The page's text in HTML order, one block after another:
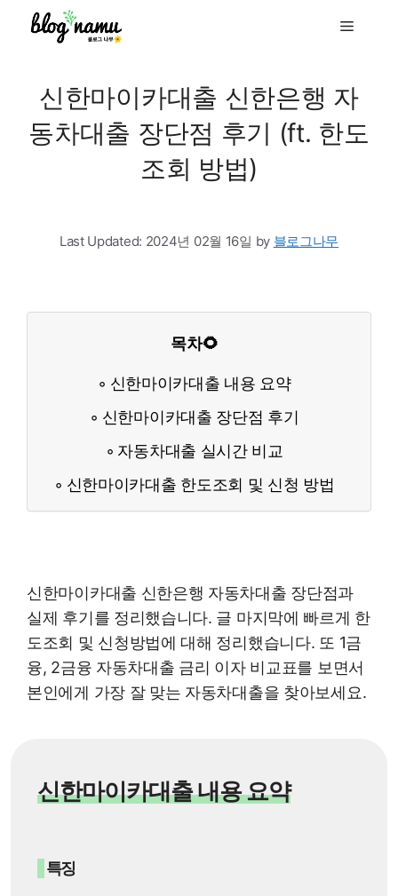
Menu
신한마이카대출 신한은행 자
동차대출 장단점 후기 (ft. 한도
조회 방법)
Last Updated: 2024년 02월 16일 by 블로그나무
목차🌻
신한마이카대출 내용 요약
신한마이카대출 장단점 후기
자동차대출 실시간 비교
신한마이카대출 한도조회 및 신청 방법
신한마이카대출 신한은행 자동차대출 장단점과
실제 후기를 정리했습니다. 글 마지막에 빠르게 한
도조회 및 신청방법에 대해 정리했습니다. 또 1금
융, 2금융 자동차대출 금리 이자 비교표를 보면서
본인에게 가장 잘 맞는 자동차대출을 찾아보세요.
신한마이카대출 내용 요약
특징